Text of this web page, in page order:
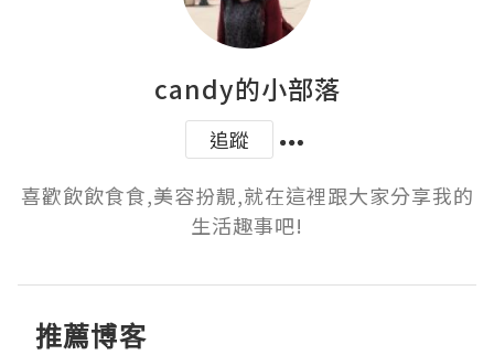
candy的小部落
追蹤
喜歡飲飲食食,美容扮靚,就在這裡跟大家分享我的
生活趣事吧!
推薦博客